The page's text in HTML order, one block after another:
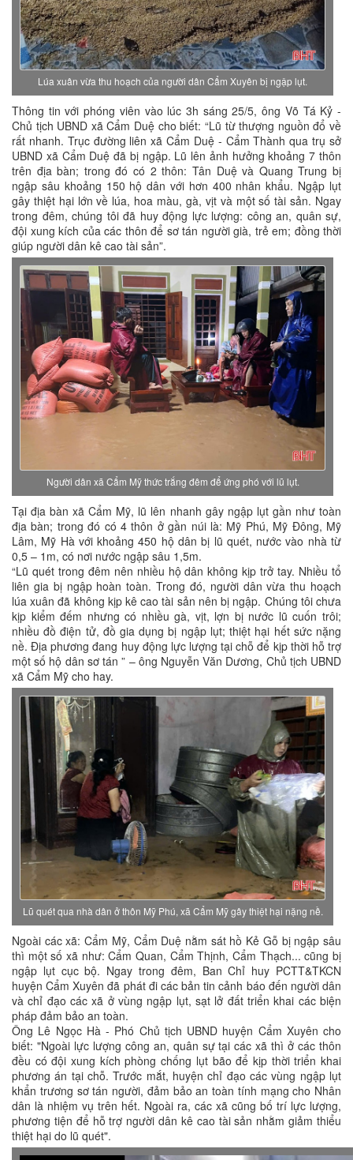
Lúa xuân vừa thu hoạch của người dân Cẩm Xuyên bị ngập lụt.
Thông tin với phóng viên vào lúc 3h sáng 25/5, ông Võ Tá Kỷ -
Chủ tịch UBND xã Cẩm Duệ cho biết: “Lũ từ thượng nguồn đổ về
rất nhanh. Trục đường liên xã Cẩm Duệ - Cẩm Thành qua trụ sở
UBND xã Cẩm Duệ đã bị ngập. Lũ lên ảnh hưởng khoảng 7 thôn
trên địa bàn; trong đó có 2 thôn: Tân Duệ và Quang Trung bị
ngập sâu khoảng 150 hộ dân với hơn 400 nhân khẩu. Ngập lụt
gây thiệt hại lớn về lúa, hoa màu, gà, vịt và một số tài sản. Ngay
trong đêm, chúng tôi đã huy động lực lượng: công an, quân sự,
đội xung kích của các thôn để sơ tán người già, trẻ em; đồng thời
giúp người dân kê cao tài sản”.
Người dân xã Cẩm Mỹ thức trắng đêm để ứng phó với lũ lụt.
Tại địa bàn xã Cẩm Mỹ, lũ lên nhanh gây ngập lụt gần như toàn
địa bàn; trong đó có 4 thôn ở gần núi là: Mỹ Phú, Mỹ Đông, Mỹ
Lâm, Mỹ Hà với khoảng 450 hộ dân bị lũ quét, nước vào nhà từ
0,5 – 1m, có nơi nước ngập sâu 1,5m.
“Lũ quét trong đêm nên nhiều hộ dân không kịp trở tay. Nhiều tổ
liên gia bị ngập hoàn toàn. Trong đó, người dân vừa thu hoạch
lúa xuân đã không kịp kê cao tài sản nên bị ngập. Chúng tôi chưa
kịp kiểm đếm nhưng có nhiều gà, vịt, lợn bị nước lũ cuốn trôi;
nhiều đồ điện tử, đồ gia dụng bị ngập lụt; thiệt hại hết sức nặng
nề. Địa phương đang huy động lực lượng tại chỗ để kịp thời hỗ trợ
một số hộ dân sơ tán ” – ông Nguyễn Văn Dương, Chủ tịch UBND
xã Cẩm Mỹ cho hay.
Lũ quét qua nhà dân ở thôn Mỹ Phú, xã Cẩm Mỹ gây thiệt hại nặng nề.
Ngoài các xã: Cẩm Mỹ, Cẩm Duệ nằm sát hồ Kẻ Gỗ bị ngập sâu
thì một số xã như: Cẩm Quan, Cẩm Thịnh, Cẩm Thạch... cũng bị
ngập lụt cục bộ. Ngay trong đêm, Ban Chỉ huy PCTT&TKCN
huyện Cẩm Xuyên đã phát đi các bản tin cảnh báo đến người dân
và chỉ đạo các xã ở vùng ngập lụt, sạt lở đất triển khai các biện
pháp đảm bảo an toàn.
Ông Lê Ngọc Hà - Phó Chủ tịch UBND huyện Cẩm Xuyên cho
biết: "Ngoài lực lượng công an, quân sự tại các xã thì ở các thôn
đều có đội xung kích phòng chống lụt bão để kịp thời triển khai
phương án tại chỗ. Trước mắt, huyện chỉ đạo các vùng ngập lụt
khẩn trương sơ tán người, đảm bảo an toàn tính mạng cho Nhân
dân là nhiệm vụ trên hết. Ngoài ra, các xã cũng bố trí lực lượng,
phương tiện để hỗ trợ người dân kê cao tài sản nhằm giảm thiểu
thiệt hại do lũ quét".